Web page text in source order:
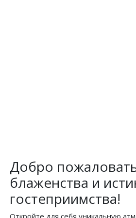
Добро
блаженства и
гостеприимства!
Откройте для себя уникальную